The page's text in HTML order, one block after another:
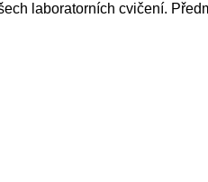
laboratorních cvičení.